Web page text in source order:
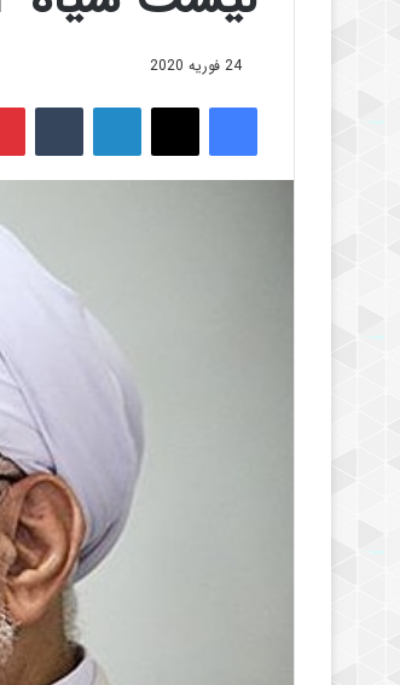
24 فوریه 2020
فیس بوک لینکدین